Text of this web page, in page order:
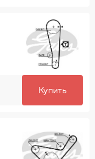
Купить